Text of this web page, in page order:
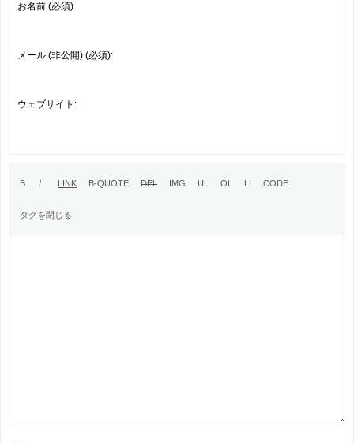
お名前 (必須)
メール (非公開) (必須):
ウェブサイト: